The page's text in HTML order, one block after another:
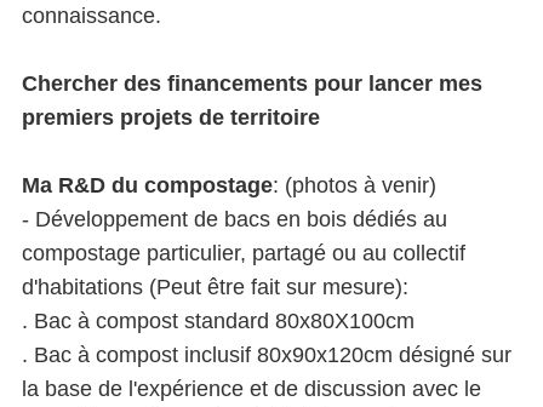
connaissance.
Chercher des financements pour lancer mes
premiers projets de territoire
Ma R&D du compostage: (photos à venir)
- Développement de bacs en bois dédiés au
compostage particulier, partagé ou au collectif
d'habitations (Peut être fait sur mesure):
. Bac à compost standard 80x80X100cm
. Bac à compost inclusif 80x90x120cm désigné sur
la base de l'expérience et de discussion avec le